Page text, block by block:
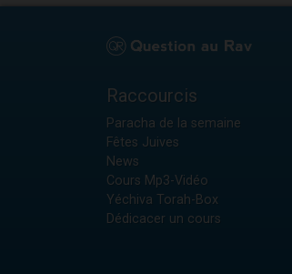
Raccourcis
Paracha de la semaine
Fêtes Juives
News
Cours Mp3-Vidéo
Yéchiva Torah-Box
Dédicacer un cours